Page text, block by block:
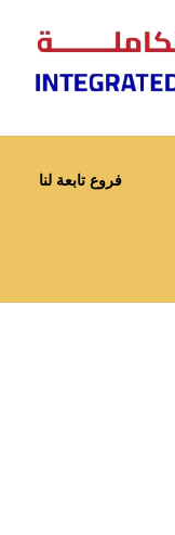
فروع تابعة لنا